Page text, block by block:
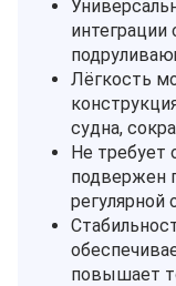
Лёгкость
судна,
Не требует
подвержен
регулярной
повышает